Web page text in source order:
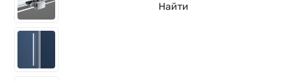
Найти